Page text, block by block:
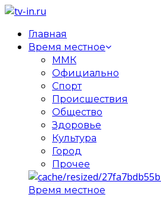
Главная
Время местное
ММК
Официально
Спорт
Происшествия
Общество
Здоровье
Культура
Город
Прочее
Время местное